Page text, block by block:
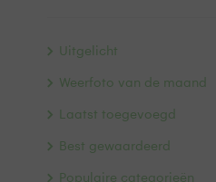
Uitgelicht
Weerfoto van de maand
Laatst toegevoegd
Best gewaardeerd
Populaire categorieën